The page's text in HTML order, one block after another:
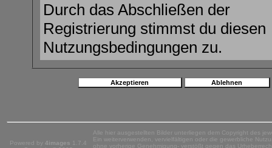
Durch das Abschließen der
Registrierung stimmst du diesen
Nutzungsbedingungen zu.
Powered by 4images 1.7.4
Alle hier ausgestellten Bilder unterliegen dem Copyright des
Ein weiterverwenden, vervielfältigen oder die gewerbliche
ohne vorherige Genehmigung- verstößt gegen das